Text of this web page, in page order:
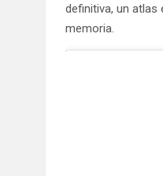
definitiva, un atlas
memoria.